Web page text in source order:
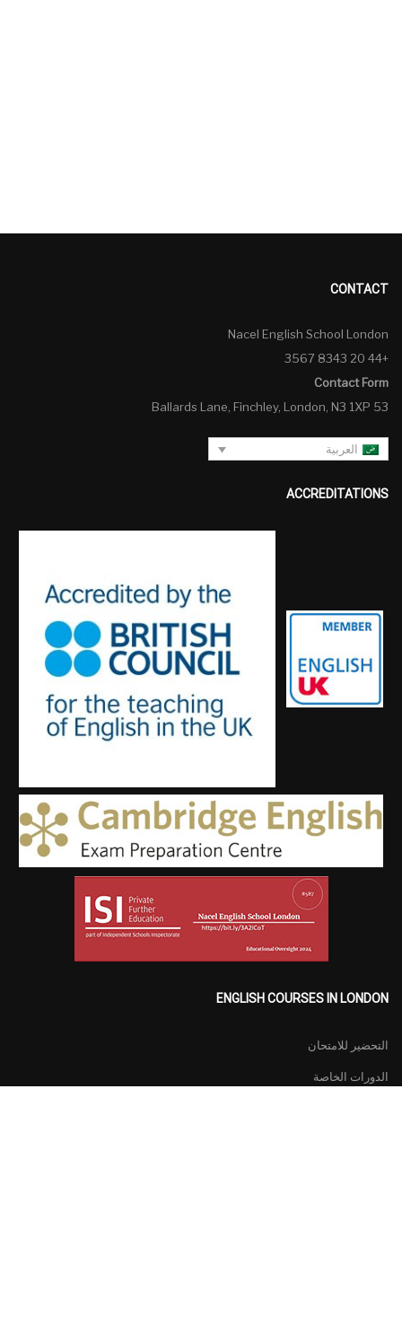
CONTACT
Nacel English School London
+44 20 8343 3567
Contact Form
53 Ballards Lane, Finchley, London, N3 1XP
العربية
ACCREDITATIONS
ENGLISH COURSES IN LONDON
التحضير للامتحان
الدورات الخاصة